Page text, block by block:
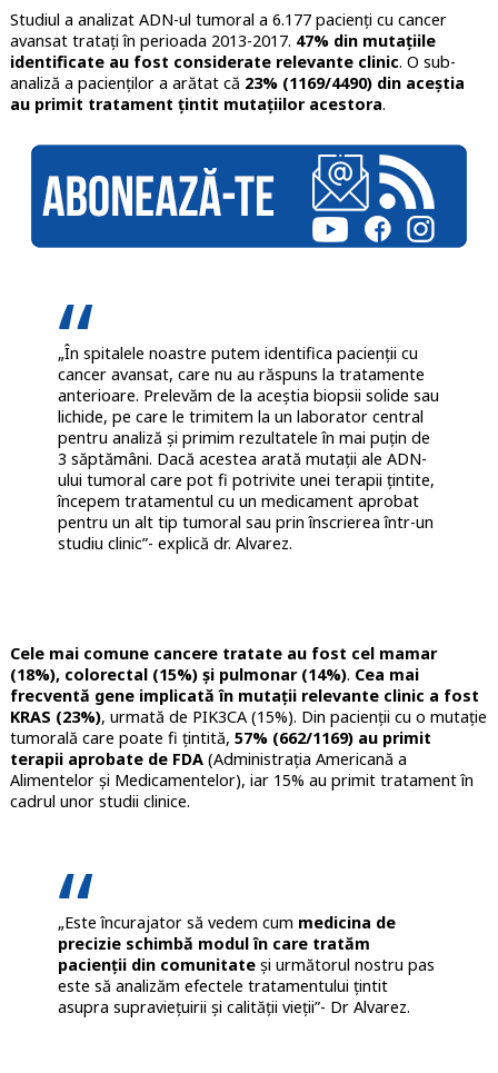
Studiul a analizat ADN-ul tumoral a 6.177 pacienți cu cancer
avansat tratați în perioada 2013-2017. 47% din mutațiile
identificate au fost considerate relevante clinic. O sub-
analiză a pacienților a arătat că 23% (1169/4490) din aceștia
au primit tratament țintit mutațiilor acestora.
„În spitalele noastre putem identifica pacienții cu
cancer avansat, care nu au răspuns la tratamente
anterioare. Prelevăm de la aceștia biopsii solide sau
lichide, pe care le trimitem la un laborator central
pentru analiză și primim rezultatele în mai puțin de
3 săptămâni. Dacă acestea arată mutații ale ADN-
ului tumoral care pot fi potrivite unei terapii țintite,
începem tratamentul cu un medicament aprobat
pentru un alt tip tumoral sau prin înscrierea într-un
studiu clinic”- explică dr. Alvarez.
Cele mai comune cancere tratate au fost cel mamar
(18%), colorectal (15%) și pulmonar (14%). Cea mai
frecventă gene implicată în mutații relevante clinic a fost
KRAS (23%), urmată de PIK3CA (15%). Din pacienții cu o mutație
tumorală care poate fi țintită, 57% (662/1169) au primit
terapii aprobate de FDA(Administrația Americană a
Alimentelor și Medicamentelor), iar 15% au primit tratament în
cadrul unor studii clinice.
„Este încurajator să vedem cum medicina de
precizie schimbă modul în care tratăm
pacienții din comunitateși următorul nostru pas
este să analizăm efectele tratamentului țintit
asupra supraviețuirii și calității vieții”- Dr Alvarez.